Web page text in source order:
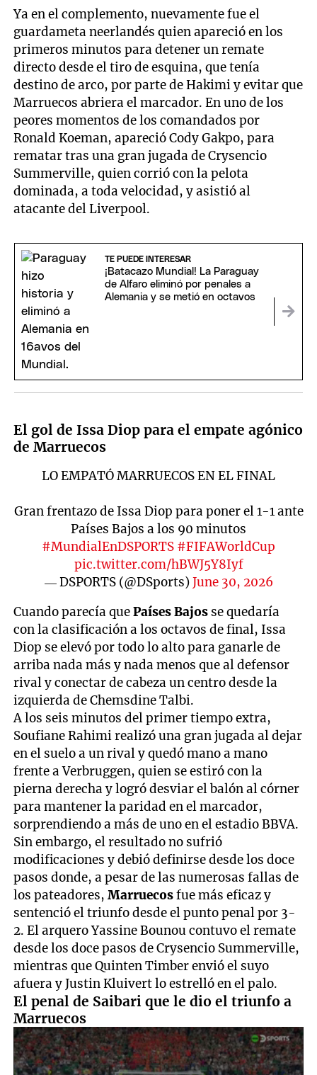
Ya en el complemento, nuevamente fue el
guardameta neerlandés quien apareció en los
primeros minutos para detener un remate
directo desde el tiro de esquina, que tenía
destino de arco, por parte de Hakimi y evitar que
Marruecos abriera el marcador. En uno de los
peores momentos de los comandados por
Ronald Koeman, apareció Cody Gakpo, para
rematar tras una gran jugada de Crysencio
Summerville, quien corrió con la pelota
dominada, a toda velocidad, y asistió al
atacante del Liverpool.
TE PUEDE INTERESAR
¡Batacazo Mundial! La Paraguay
de Alfaro eliminó por penales a
Alemania y se metió en octavos
El gol de Issa Diop para el empate agónico
de Marruecos
LO EMPATÓ MARRUECOS EN EL FINAL
Gran frentazo de Issa Diop para poner el 1-1 ante
Países Bajos a los 90 minutos
#MundialEnDSPORTS #FIFAWorldCup
pic.twitter.com/hBWJ5Y8Iyf
— DSPORTS (@DSports)June 30, 2026
Cuando parecía quePaíses Bajos se quedaría
con la clasificación a los octavos de final, Issa
Diop se elevó por todo lo alto para ganarle de
arriba nada más y nada menos que al defensor
rival y conectar de cabeza un centro desde la
izquierda de Chemsdine Talbi.
A los seis minutos del primer tiempo extra,
Soufiane Rahimi realizó una gran jugada al dejar
en el suelo a un rival y quedó mano a mano
frente a Verbruggen, quien se estiró con la
pierna derecha y logró desviar el balón al córner
para mantener la paridad en el marcador,
sorprendiendo a más de uno en el estadio BBVA.
Sin embargo, el resultado no sufrió
modificaciones y debió definirse desde los doce
pasos donde, a pesar de las numerosas fallas de
los pateadores,Marruecosfue más eficaz y
sentenció el triunfo desde el punto penal por 3-
2. El arquero Yassine Bounou contuvo el remate
desde los doce pasos de Crysencio Summerville,
mientras que Quinten Timber envió el suyo
afuera y Justin Kluivert lo estrelló en el palo.
El penal de Saibari que le dio el triunfo a
Marruecos